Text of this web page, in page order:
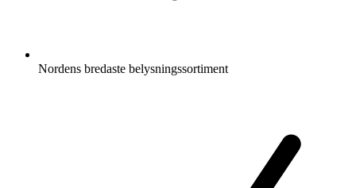
Nordens bredaste belysningssortiment